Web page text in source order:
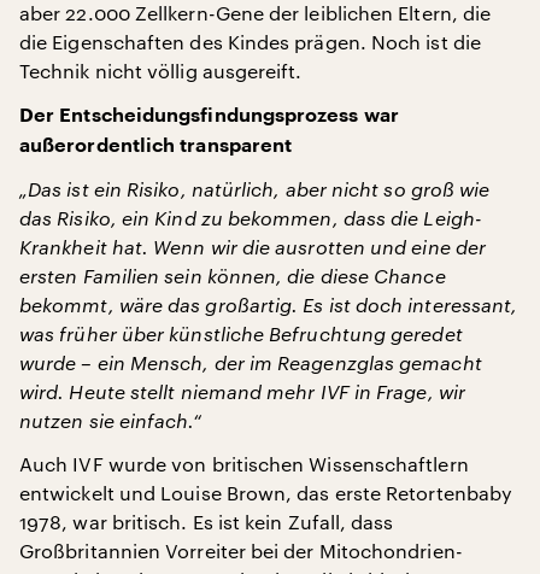
aber 22.000 Zellkern-Gene der leiblichen Eltern, die
die Eigenschaften des Kindes prägen. Noch ist die
Technik nicht völlig ausgereift.
Der Entscheidungsfindungsprozess war
außerordentlich transparent
„Das ist ein Risiko, natürlich, aber nicht so groß wie
das Risiko, ein Kind zu bekommen, dass die Leigh-
Krankheit hat. Wenn wir die ausrotten und eine der
ersten Familien sein können, die diese Chance
bekommt, wäre das großartig. Es ist doch interessant,
was früher über künstliche Befruchtung geredet
wurde – ein Mensch, der im Reagenzglas gemacht
wird. Heute stellt niemand mehr IVF in Frage, wir
nutzen sie einfach.“
Auch IVF wurde von britischen Wissenschaftlern
entwickelt und Louise Brown, das erste Retortenbaby
1978, war britisch. Es ist kein Zufall, dass
Großbritannien Vorreiter bei der Mitochondrien-